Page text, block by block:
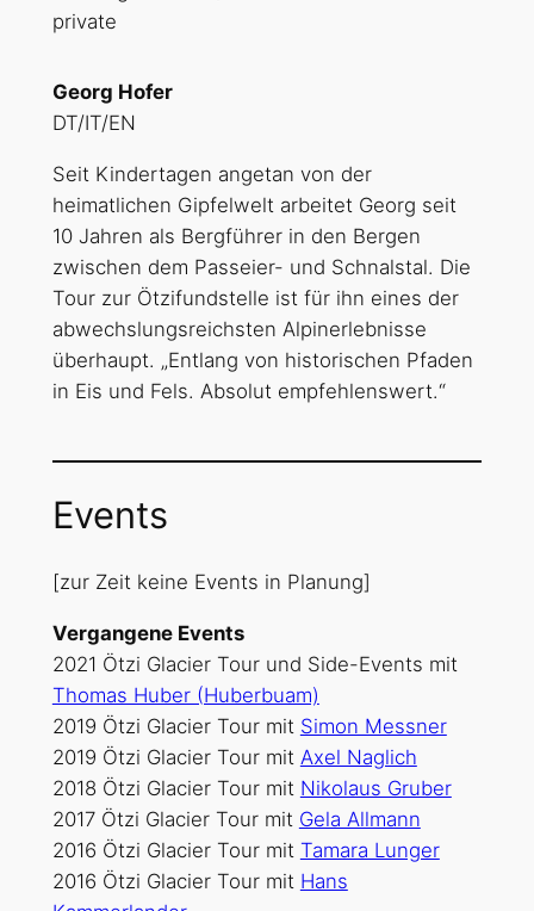
private
Georg Hofer
DT/IT/EN
Seit Kindertagen angetan von der
heimatlichen Gipfelwelt arbeitet Georg seit
10 Jahren als Bergführer in den Bergen
zwischen dem Passeier- und Schnalstal. Die
Tour zur Ötzifundstelle ist für ihn eines der
abwechslungsreichsten Alpinerlebnisse
überhaupt. „Entlang von historischen Pfaden
in Eis und Fels. Absolut empfehlenswert.“
Events
[zur Zeit keine Events in Planung]
Vergangene Events
2021 Ötzi Glacier Tour und Side-Events mit
Thomas Huber (Huberbuam)
2019 Ötzi Glacier Tour mit Simon Messner
2019 Ötzi Glacier Tour mit Axel Naglich
2018 Ötzi Glacier Tour mit Nikolaus Gruber
2017 Ötzi Glacier Tour mit Gela Allmann
2016 Ötzi Glacier Tour mit Tamara Lunger
2016 Ötzi Glacier Tour mit Hans